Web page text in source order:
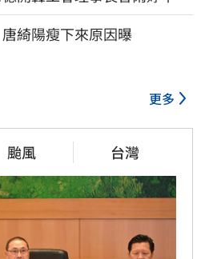
綺陽瘦下來原因曝
更多
颱風 台灣